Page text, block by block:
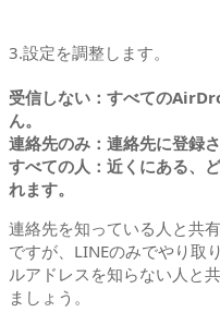
3.設定を調整します。
受信しない：すべての
ん。
連絡先のみ：連絡先に登録
すべての人：近くにある、
れます。
連絡先を知っている人と共
ですが、LINEのみでやり取
ルアドレスを知らない人と
ましょう。